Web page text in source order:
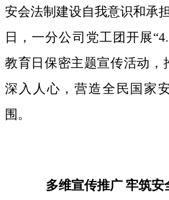
安会法制建设自我意识和承
日，一分公司党工团开展
教育日保密主题宣传活动，
深入人心，营造全民国家
围。
多维宣传推广 牢筑安